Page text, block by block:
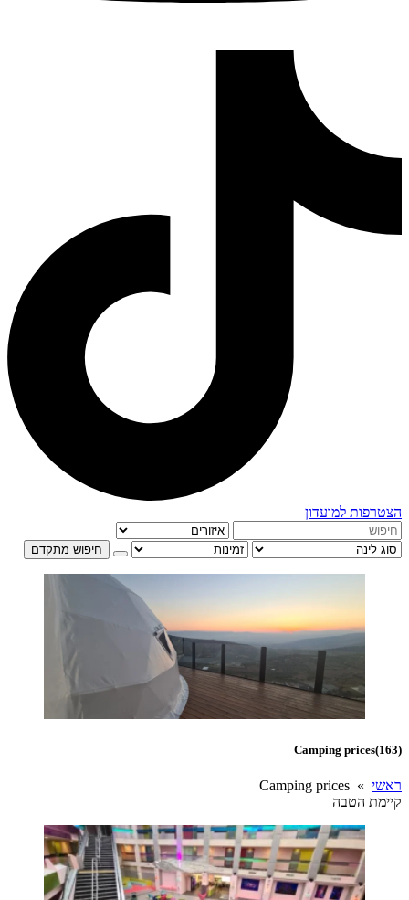
הצטרפות למועדון
חיפוש מתקדם
Camping prices(163)
ראשי » Camping prices
קיימת הטבה